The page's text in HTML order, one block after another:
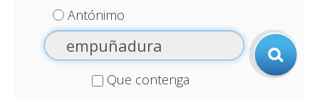
Antónimo
Que contenga